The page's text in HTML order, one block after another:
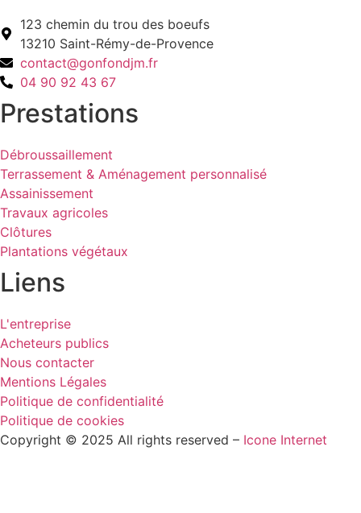
123 chemin du trou des boeufs
13210 Saint-Rémy-de-Provence
contact@gonfondjm.fr
04 90 92 43 67
Prestations
Débroussaillement
Terrassement & Aménagement personnalisé
Assainissement
Travaux agricoles
Clôtures
Plantations végétaux
Liens
L'entreprise
Acheteurs publics
Nous contacter
Mentions Légales
Politique de confidentialité
Politique de cookies
Copyright © 2025 All rights reserved – Icone Internet